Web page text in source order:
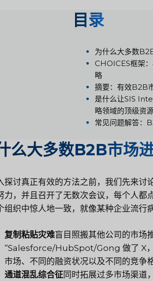
目录
为什么大多数
CHOICES框架
略
摘要：有效B2B
是什么让SIS
略领域的顶级资源
常见问题解答：
么大多数B2B市场
探讨真正有效的方法之前，我们先来讨
力，并且召开了无数次会议，每个人
组织中惊人地一致，就像某种企业流行
复制粘贴灾难盲目照搬其他公司的市场
“Salesforce/HubSpot/Gong 做了 X
市场、不同的融资状况以及不同的竞争
通道混乱综合征同时拓展过多市场渠道